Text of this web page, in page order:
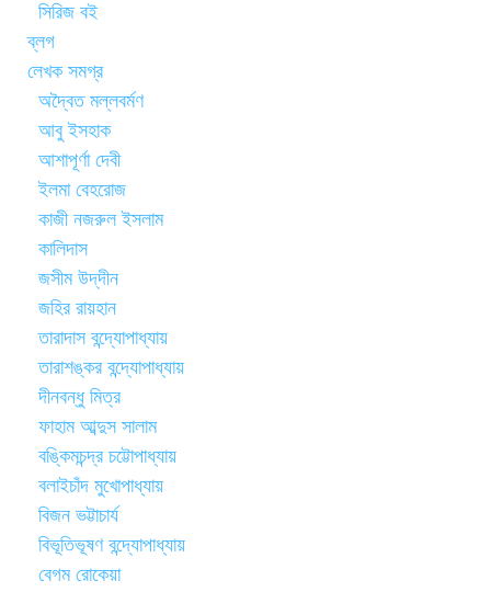
সিরিজ বই
ব্লগ
লেখক সমগ্র
অদ্বৈত মল্লবর্মণ
আবু ইসহাক
আশাপূর্ণা দেবী
ইলমা বেহরোজ
কাজী নজরুল ইসলাম
কালিদাস
জসীম উদ্‌দীন
জহির রায়হান
তারাদাস বন্দ্যোপাধ্যায়
তারাশঙ্কর বন্দ্যোপাধ্যায়
দীনবন্ধু মিত্র
ফাহাম আব্দুস সালাম
বঙ্কিমচন্দ্র চট্টোপাধ্যায়
বলাইচাঁদ মুখোপাধ্যায়
বিজন ভট্টাচার্য
বিভূতিভূষণ বন্দ্যোপাধ্যায়
বেগম রোকেয়া